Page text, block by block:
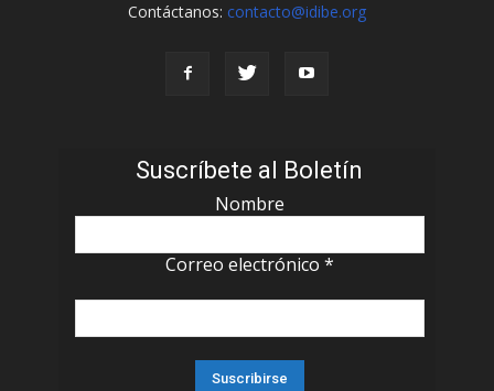
Contáctanos: contacto@idibe.org
Suscríbete al Boletín
Nombre
Correo electrónico *